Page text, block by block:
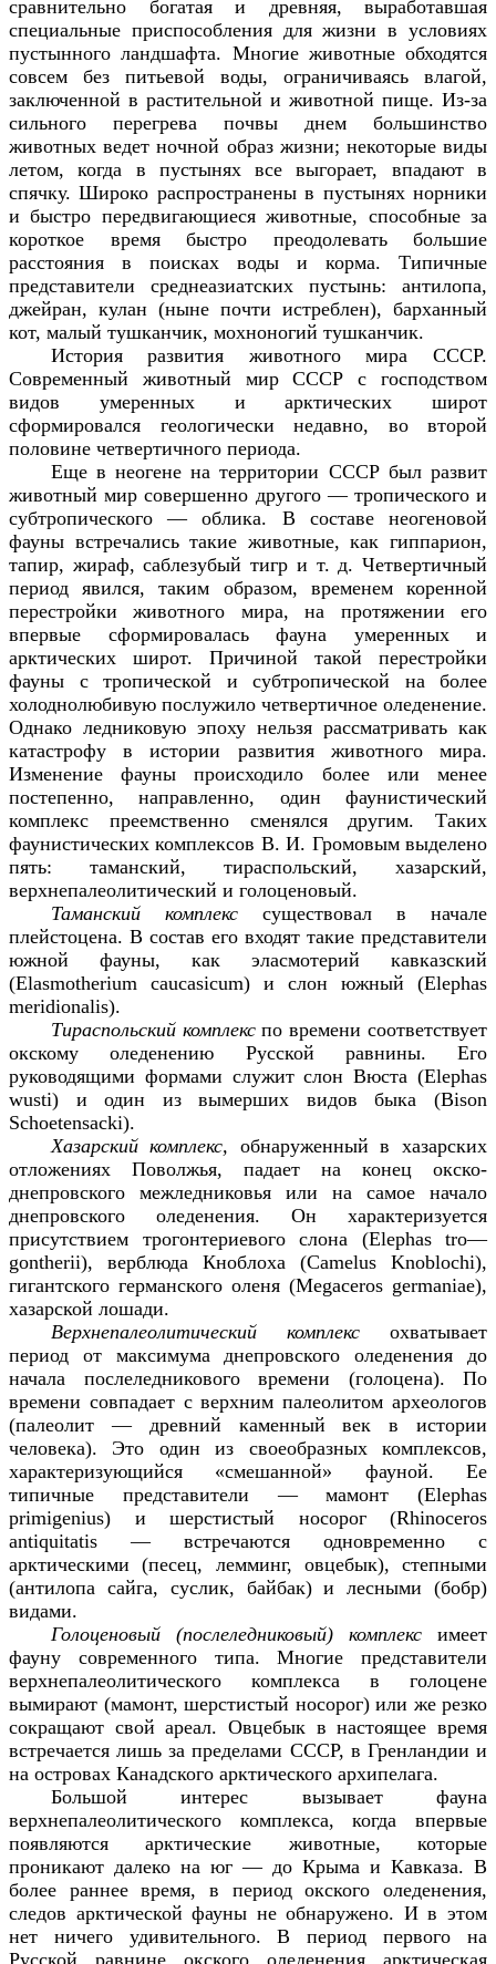
сравнительно богатая и древняя, выработавшая
специальные приспособления для жизни в условиях
пустынного ландшафта. Многие животные обходятся
совсем без питьевой воды, ограничиваясь влагой,
заключенной в растительной и животной пище. Из-за
сильного перегрева почвы днем большинство
животных ведет ночной образ жизни; некоторые виды
летом, когда в пустынях все выгорает, впадают в
спячку. Широко распространены в пустынях норники
и быстро передвигающиеся животные, способные за
короткое время быстро преодолевать большие
расстояния в поисках воды и корма. Типичные
представители среднеазиатских пустынь: антилопа,
джейран, кулан (ныне почти истреблен), барханный
кот, малый тушканчик, мохноногий тушканчик.
История развития животного мира СССР.
Современный животный мир СССР с господством
видов умеренных и арктических широт
сформировался геологически недавно, во второй
половине четвертичного периода.
Еще в неогене на территории СССР был развит
животный мир совершенно другого — тропического и
субтропического — облика. В составе неогеновой
фауны встречались такие животные, как гиппарион,
тапир, жираф, саблезубый тигр и т. д. Четвертичный
период явился, таким образом, временем коренной
перестройки животного мира, на протяжении его
впервые сформировалась фауна умеренных и
арктических широт. Причиной такой перестройки
фауны с тропической и субтропической на более
холоднолюбивую послужило четвертичное оледенение.
Однако ледниковую эпоху нельзя рассматривать как
катастрофу в истории развития животного мира.
Изменение фауны происходило более или менее
постепенно, направленно, один фаунистический
комплекс преемственно сменялся другим. Таких
фаунистических комплексов В. И. Громовым выделено
пять: таманский, тираспольский, хазарский,
верхнепалеолитический и голоценовый.
Таманский комплекс существовал в начале
плейстоцена. В состав его входят такие представители
южной фауны, как эласмотерий кавказский
(Elasmotherium caucasicum) и слон южный (Elephas
meridionalis).
Тираспольский комплекспо времени соответствует
окскому оледенению Русской равнины. Его
руководящими формами служит слон Вюста (Elephas
wusti) и один из вымерших видов быка (Bison
Schoetensacki).
Хазарский комплекс, обнаруженный в хазарских
отложениях Поволжья, падает на конец окско-
днепровского межледниковья или на самое начало
днепровского оледенения. Он характеризуется
присутствием трогонтериевого слона (Elephas tro—
gontherii), верблюда Кноблоха (Camelus Knoblochi),
гигантского германского оленя (Megaceros germaniae),
хазарской лошади.
Верхнепалеолитический комплекс охватывает
период от максимума днепровского оледенения до
начала послеледникового времени (голоцена). По
времени совпадает с верхним палеолитом археологов
(палеолит — древний каменный век в истории
человека). Это один из своеобразных комплексов,
характеризующийся «смешанной» фауной. Ее
типичные представители — мамонт (Elephas
primigenius) и шерстистый носорог (Rhinoceros
antiquitatis
— встречаются одновременно с
арктическими (песец, лемминг, овцебык), степными
(антилопа сайга, суслик, байбак) и лесными (бобр)
видами.
Голоценовый (послеледниковый) комплекс имеет
фауну современного типа. Многие представители
верхнепалеолитического комплекса в голоцене
вымирают (мамонт, шерстистый носорог) или же резко
сокращают свой ареал. Овцебык в настоящее время
встречается лишь за пределами СССР, в Гренландии и
на островах Канадского арктического архипелага.
Большой интерес вызывает фауна
верхнепалеолитического комплекса, когда впервые
появляются арктические животные, которые
проникают далеко на юг — до Крыма и Кавказа. В
более раннее время, в период окского оледенения,
следов арктической фауны не обнаружено. И в этом
нет ничего удивительного. В период первого на
Русской равнине окского оледенения арктическая